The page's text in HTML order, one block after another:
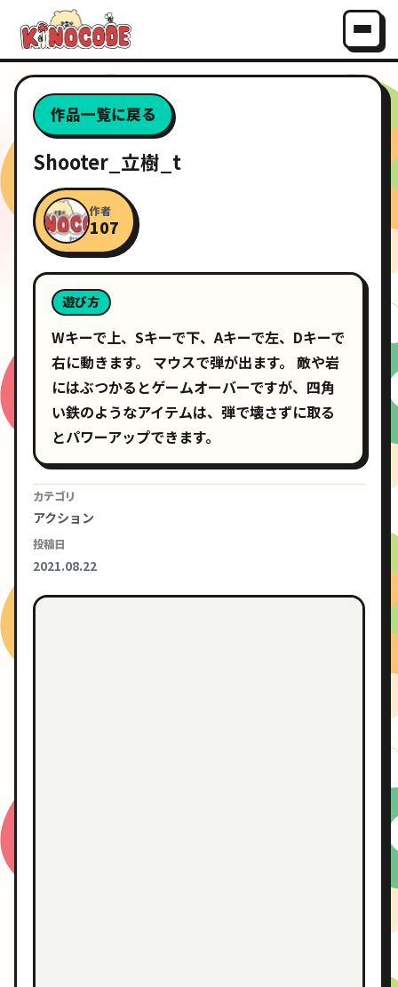
作品一覧に戻る
Shooter_立樹_t
作者
107
遊び方
Wキーで上、Sキーで下、Aキーで左、Dキーで
右に動きます。 マウスで弾が出ます。 敵や岩
にはぶつかるとゲームオーバーですが、四角
い鉄のようなアイテムは、弾で壊さずに取る
とパワーアップできます。
カテゴリ
アクション
投稿日
2021.08.22